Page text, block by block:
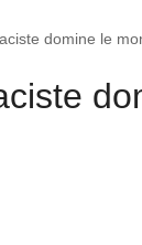
domine le